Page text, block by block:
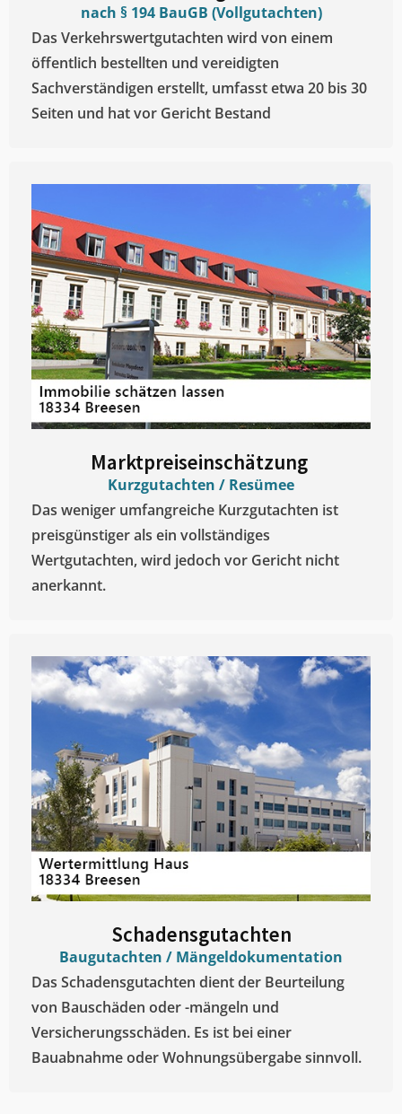
nach § 194 BauGB (Vollgutachten)
Das Verkehrswertgutachten wird von einem
öffentlich bestellten und vereidigten
Sachverständigen erstellt, umfasst etwa 20 bis 30
Seiten und hat vor Gericht Bestand
Marktpreiseinschätzung ​
Kurzgutachten / Resümee
Das weniger umfangreiche Kurzgutachten ist
preisgünstiger als ein vollständiges
Wertgutachten, wird jedoch vor Gericht nicht
anerkannt.
Schadensgutachten
Baugutachten / Mängeldokumentation
Das Schadensgutachten dient der Beurteilung
von Bauschäden oder -mängeln und
Versicherungsschäden. Es ist bei einer
Bauabnahme oder Wohnungsübergabe sinnvoll.